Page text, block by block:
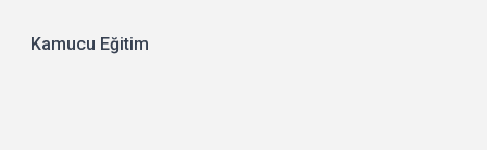
Kamucu Eğitim